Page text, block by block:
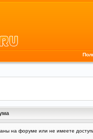
на форуме или не имеете